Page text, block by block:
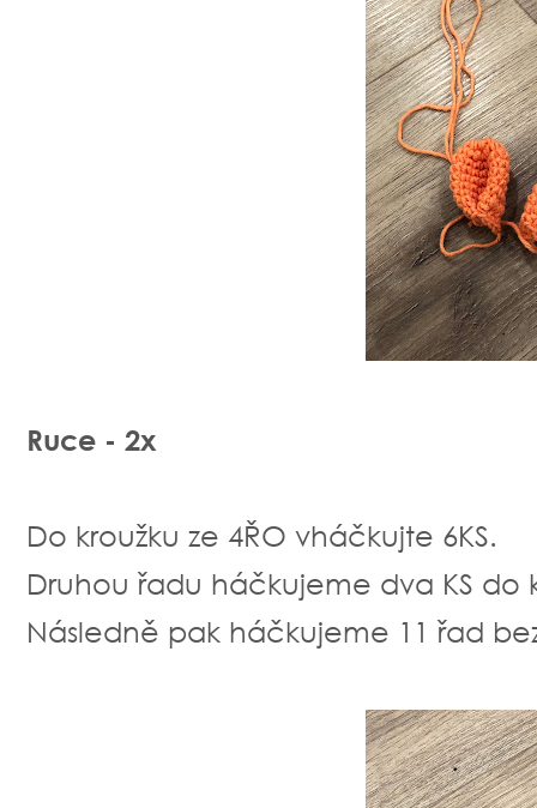
Ruce - 2x
Do kroužku ze 4ŘO vháčkujte 6KS.
Druhou řadu háčkujeme dva KS do
Následně pak háčkujeme 11 řad